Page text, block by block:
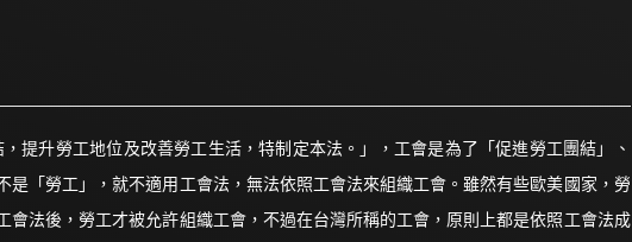
提升勞工地位及改善勞工生活，特制定本法。」，工會是為了「促進勞工團結」、
是「勞工」，就不適用工會法，無法依照工會法來組織工會。雖然有些歐美國家，勞
法後，勞工才被允許組織工會，不過在台灣所稱的工會，原則上都是依照工會法成